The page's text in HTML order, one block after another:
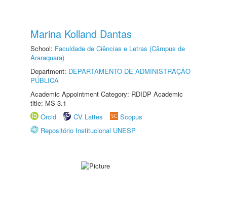
Marina Kolland Dantas
School: Faculdade de Ciências e Letras (Câmpus de
Araraquara)
Department: DEPARTAMENTO DE ADMINISTRAÇÃO
PÚBLICA
Academic Appointment Category: RDIDP Academic
title: MS-3.1
Orcid
CV Lattes
Scopus
Repositório Institucional UNESP